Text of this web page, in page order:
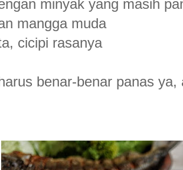
minyak yang masih
mangga muda
cicipi rasanya
benar-benar panas